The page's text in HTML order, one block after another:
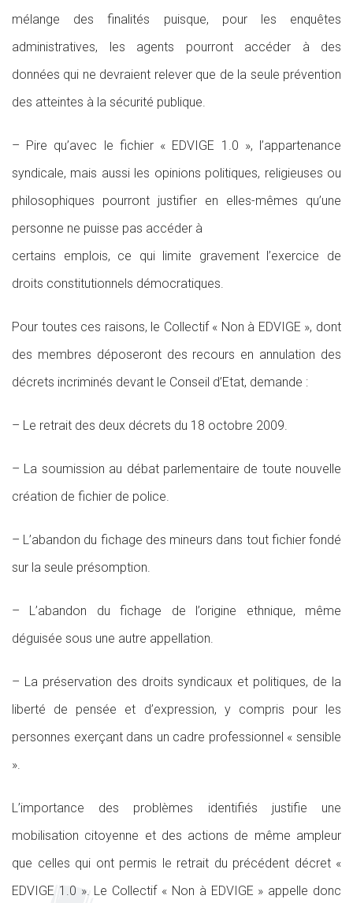
mélange des finalités puisque, pour les enquêtes
administratives, les agents pourront accéder à des
données qui ne devraient relever que de la seule prévention
des atteintes à la sécurité publique.
– Pire qu’avec le fichier « EDVIGE 1.0 », l’appartenance
syndicale, mais aussi les opinions politiques, religieuses ou
philosophiques pourront justifier en elles-mêmes qu’une
personne ne puisse pas accéder à
certains emplois, ce qui limite gravement l’exercice de
droits constitutionnels démocratiques.
Pour toutes ces raisons, le Collectif « Non à EDVIGE », dont
des membres déposeront des recours en annulation des
décrets incriminés devant le Conseil d’Etat, demande :
– Le retrait des deux décrets du 18 octobre 2009.
– La soumission au débat parlementaire de toute nouvelle
création de fichier de police.
– L’abandon du fichage des mineurs dans tout fichier fondé
sur la seule présomption.
– L’abandon du fichage de l’origine ethnique, même
déguisée sous une autre appellation.
– La préservation des droits syndicaux et politiques, de la
liberté de pensée et d’expression, y compris pour les
personnes exerçant dans un cadre professionnel « sensible
».
L’importance des problèmes identifiés justifie une
mobilisation citoyenne et des actions de même ampleur
que celles qui ont permis le retrait du précédent décret «
EDVIGE 1.0 ». Le Collectif « Non à EDVIGE » appelle donc